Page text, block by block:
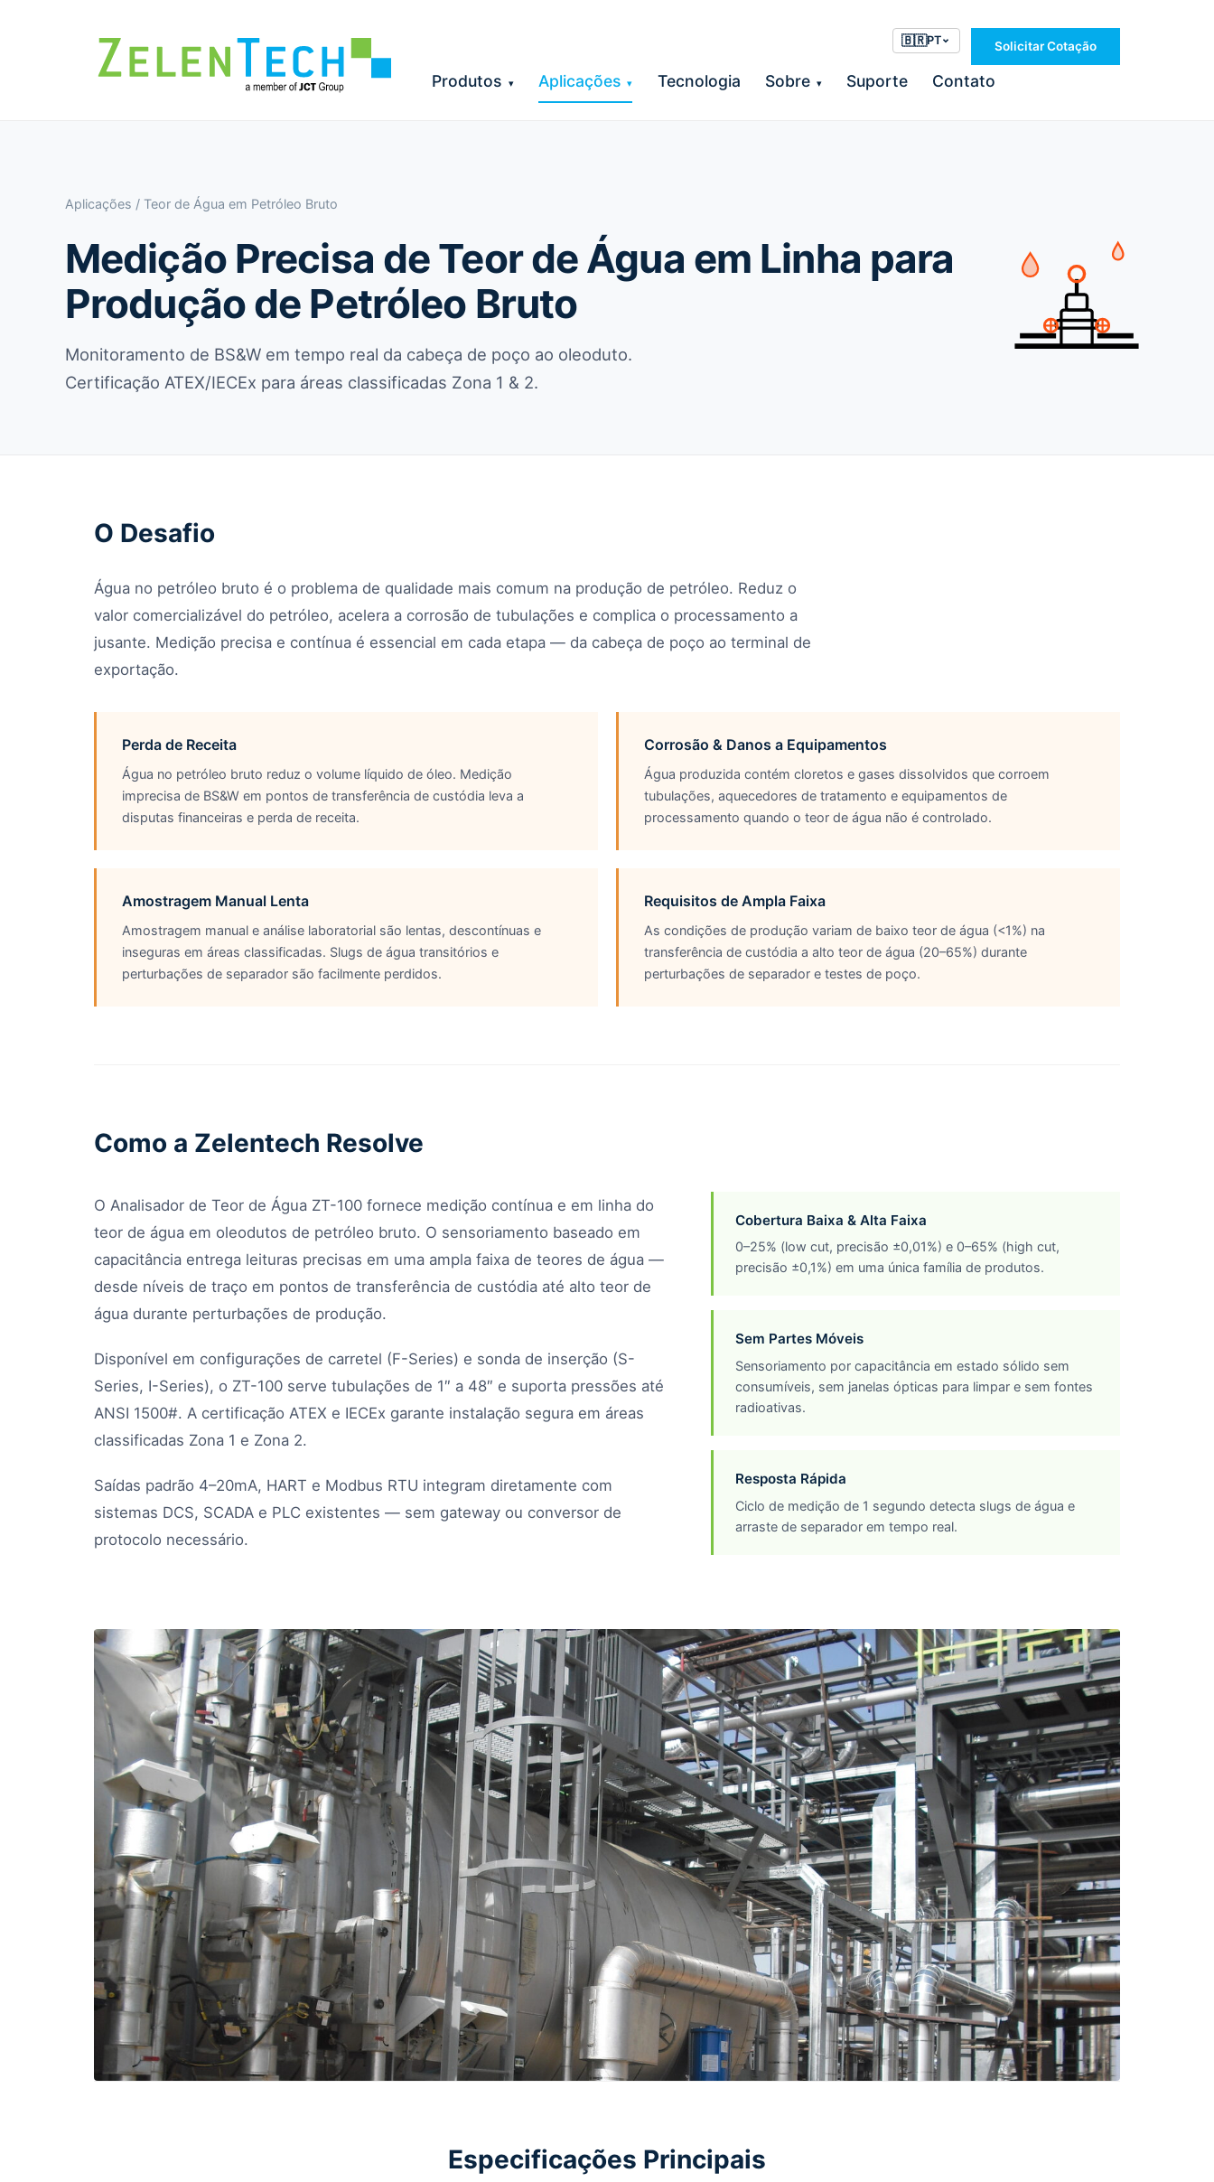
🇧🇷PT Solicitar Cotação
Produtos ▾ Aplicações ▾ Tecnologia Sobre ▾ Suporte Contato
Aplicações / Teor de Água em Petróleo Bruto
Medição Precisa de Teor de Água em Linha para
Produção de Petróleo Bruto
Monitoramento de BS&W em tempo real da cabeça de poço ao oleoduto.
Certificação ATEX/IECEx para áreas classificadas Zona 1 & 2.
O Desafio
Água no petróleo bruto é o problema de qualidade mais comum na produção de petróleo. Reduz o
valor comercializável do petróleo, acelera a corrosão de tubulações e complica o processamento a
jusante. Medição precisa e contínua é essencial em cada etapa — da cabeça de poço ao terminal de
exportação.
Perda de Receita
Água no petróleo bruto reduz o volume líquido de óleo. Medição
imprecisa de BS&W em pontos de transferência de custódia leva a
disputas financeiras e perda de receita.
Corrosão & Danos a Equipamentos
Água produzida contém cloretos e gases dissolvidos que corroem
tubulações, aquecedores de tratamento e equipamentos de
processamento quando o teor de água não é controlado.
Amostragem Manual Lenta
Amostragem manual e análise laboratorial são lentas, descontínuas e
inseguras em áreas classificadas. Slugs de água transitórios e
perturbações de separador são facilmente perdidos.
Requisitos de Ampla Faixa
As condições de produção variam de baixo teor de água (<1%) na
transferência de custódia a alto teor de água (20–65%) durante
perturbações de separador e testes de poço.
Como a Zelentech Resolve
O Analisador de Teor de Água ZT-100 fornece medição contínua e em linha do
teor de água em oleodutos de petróleo bruto. O sensoriamento baseado em
capacitância entrega leituras precisas em uma ampla faixa de teores de água —
desde níveis de traço em pontos de transferência de custódia até alto teor de
água durante perturbações de produção.
Disponível em configurações de carretel (F-Series) e sonda de inserção (S-
Series, I-Series), o ZT-100 serve tubulações de 1″ a 48″ e suporta pressões até
ANSI 1500#. A certificação ATEX e IECEx garante instalação segura em áreas
classificadas Zona 1 e Zona 2.
Saídas padrão 4–20mA, HART e Modbus RTU integram diretamente com
sistemas DCS, SCADA e PLC existentes — sem gateway ou conversor de
protocolo necessário.
Cobertura Baixa & Alta Faixa
0–25% (low cut, precisão ±0,01%) e 0–65% (high cut,
precisão ±0,1%) em uma única família de produtos.
Sem Partes Móveis
Sensoriamento por capacitância em estado sólido sem
consumíveis, sem janelas ópticas para limpar e sem fontes
radioativas.
Resposta Rápida
Ciclo de medição de 1 segundo detecta slugs de água e
arraste de separador em tempo real.
Especificações Principais